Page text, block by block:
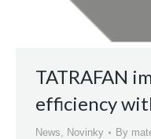
TATRAFAN
efficiency
News Novinky By